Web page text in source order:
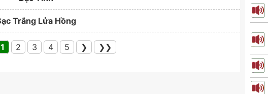
Trắng Lửa Hồng
1 2 3 4 5 ❯ ❯❯